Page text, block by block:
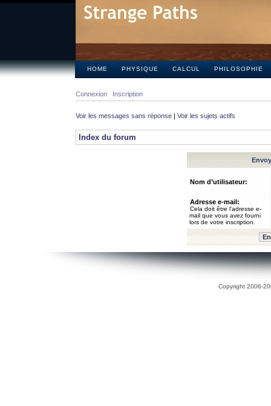
HOME PHYSIQUE CALCUL PHILOSOPHIE
Connexion Inscription
Voir les messages sans réponse | Voir les sujets actifs
Index du forum
Nom d’utilisateur:
Adresse e-mail:
Cela doit être l’adresse e-
mail que vous avez fourni
lors de votre inscription.
Copyright 2006-